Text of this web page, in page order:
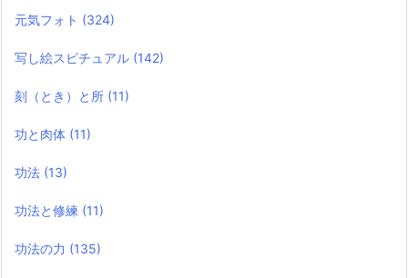
元気フォト (324)
写し絵スピチュアル (142)
刻（とき）と所 (11)
功と肉体 (11)
功法 (13)
功法と修練 (11)
功法の力 (135)